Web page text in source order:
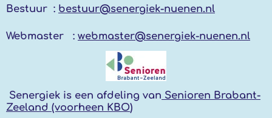
Bestuur : bestuur@senergiek-nuenen.nl
Webmaster : webmaster@senergiek-nuenen.nl
Senergiek is een afdeling van Senioren Brabant-
Zeeland (voorheen KBO)